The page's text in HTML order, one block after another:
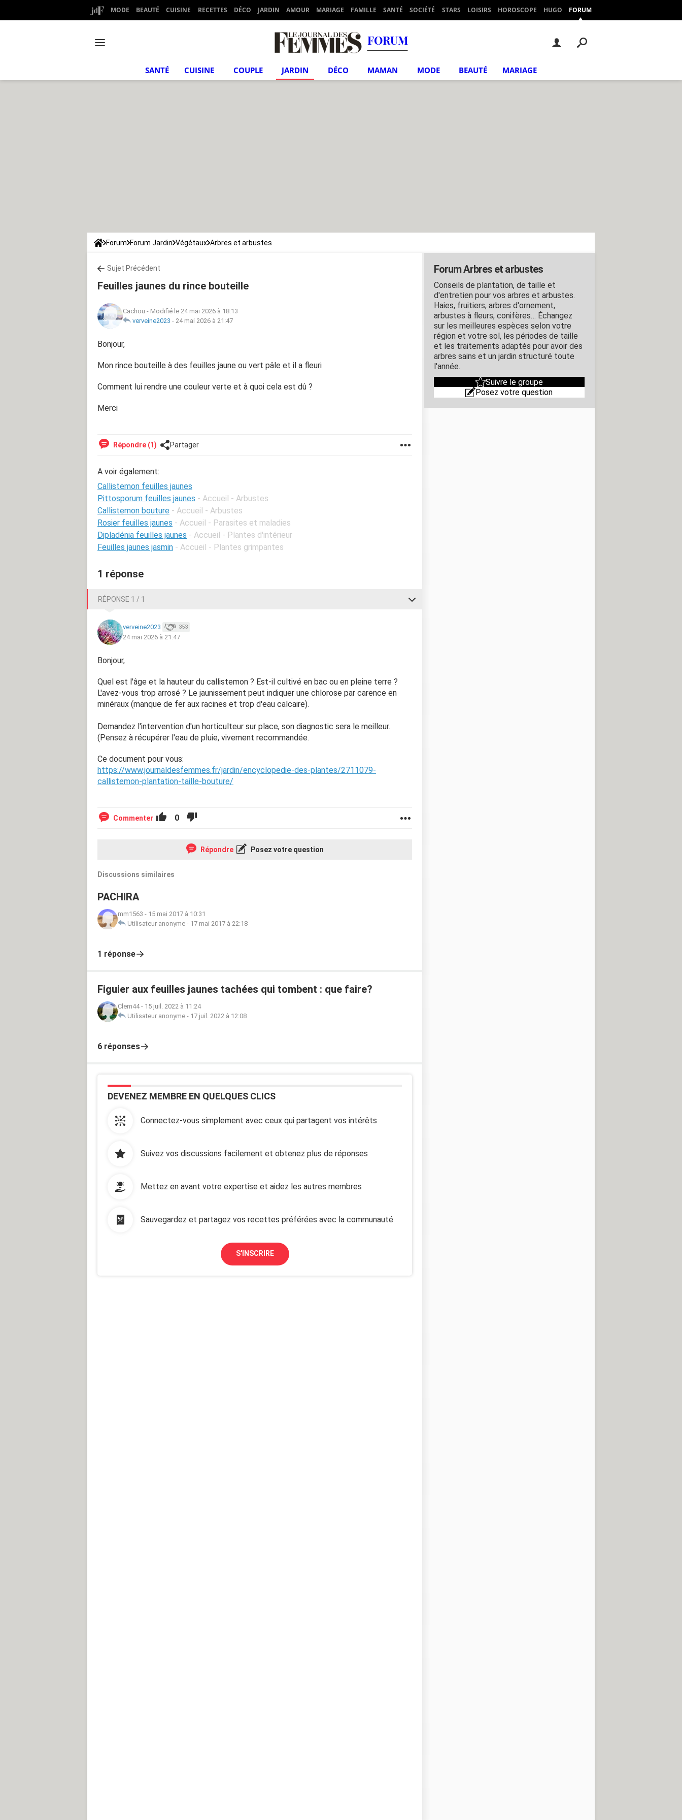
MODE BEAUTÉ CUISINE RECETTES DÉCO JARDIN AMOUR MARIAGE FAMILLE SANTÉ SOCIÉTÉ STARS LOISIRS HOROSCOPE HUGO FORUM
FORUM
SANTÉ CUISINE COUPLE JARDIN DÉCO MAMAN MODE BEAUTÉ MARIAGE
Forum Forum Jardin Végétaux Arbres et arbustes
Sujet Précédent
Feuilles jaunes du rince bouteille
Cachou - Modifié le 24 mai 2026 à 18:13
verveine2023 - 24 mai 2026 à 21:47
Bonjour,
Mon rince bouteille à des feuilles jaune ou vert pâle et il a fleuri
Comment lui rendre une couleur verte et à quoi cela est dû ?
Merci
Répondre (1) Partager
A voir également:
Callistemon feuilles jaunes
Pittosporum feuilles jaunes - Accueil - Arbustes
Callistemon bouture - Accueil - Arbustes
Rosier feuilles jaunes - Accueil - Parasites et maladies
Dipladénia feuilles jaunes - Accueil - Plantes d'intérieur
Feuilles jaunes jasmin - Accueil - Plantes grimpantes
1 réponse
RÉPONSE 1 / 1
verveine2023 353
24 mai 2026 à 21:47
Bonjour,
Quel est l'âge et la hauteur du callistemon ? Est-il cultivé en bac ou en pleine terre ?
L'avez-vous trop arrosé ? Le jaunissement peut indiquer une chlorose par carence en
minéraux (manque de fer aux racines et trop d'eau calcaire).
Demandez l'intervention d'un horticulteur sur place, son diagnostic sera le meilleur.
(Pensez à récupérer l'eau de pluie, vivement recommandée.
Ce document pour vous:
https://www.journaldesfemmes.fr/jardin/encyclopedie-des-plantes/2711079-
callistemon-plantation-taille-bouture/
Commenter 0
Répondre Posez votre question
Discussions similaires
PACHIRA
mm1563 - 15 mai 2017 à 10:31
Utilisateur anonyme - 17 mai 2017 à 22:18
1 réponse
Figuier aux feuilles jaunes tachées qui tombent : que faire?
Clem44- 15 juil. 2022 à 11:24
Utilisateur anonyme - 17 juil. 2022 à 12:08
6 réponses
DEVENEZ MEMBRE EN QUELQUES CLICS
Connectez-vous simplement avec ceux qui partagent vos intérêts
Suivez vos discussions facilement et obtenez plus de réponses
Mettez en avant votre expertise et aidez les autres membres
Sauvegardez et partagez vos recettes préférées avec la communauté
S'INSCRIRE
Forum Arbres et arbustes
Conseils de plantation, de taille et
d'entretien pour vos arbres et arbustes.
Haies, fruitiers, arbres d'ornement,
arbustes à fleurs, conifères… Échangez
sur les meilleures espèces selon votre
région et votre sol, les périodes de taille
et les traitements adaptés pour avoir des
arbres sains et un jardin structuré toute
l'année.
Suivre le groupe
Posez votre question